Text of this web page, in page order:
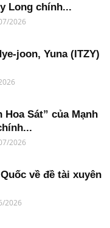
Long chính...
2026
joon, Yuna (ITZY)
Sát” của Mạnh
2026
về đề tài xuyên
2026